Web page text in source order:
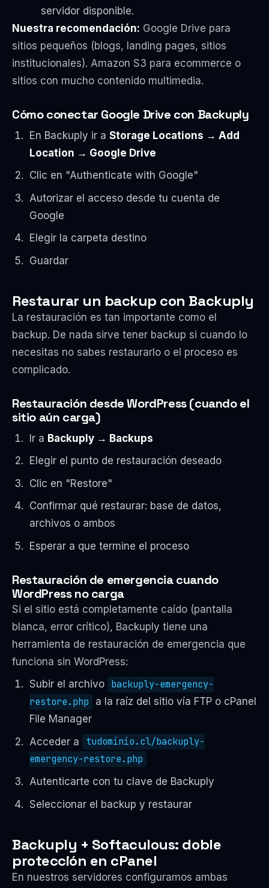
servidor disponible.
Nuestra recomendación: Google Drive para
sitios pequeños (blogs, landing pages, sitios
institucionales). Amazon S3 para ecommerce o
sitios con mucho contenido multimedia.
Cómo conectar Google Drive con Backuply
En Backuply ir a Storage Locations → Add
Location → Google Drive
Clic en "Authenticate with Google"
Autorizar el acceso desde tu cuenta de
Google
Elegir la carpeta destino
Guardar
Restaurar un backup con Backuply
La restauración es tan importante como el
backup. De nada sirve tener backup si cuando lo
necesitas no sabes restaurarlo o el proceso es
complicado.
Restauración desde WordPress (cuando el
sitio aún carga)
Ir a Backuply → Backups
Elegir el punto de restauración deseado
Clic en "Restore"
Confirmar qué restaurar: base de datos,
archivos o ambos
Esperar a que termine el proceso
Restauración de emergencia cuando
WordPress no carga
Si el sitio está completamente caído (pantalla
blanca, error crítico), Backuply tiene una
herramienta de restauración de emergencia que
funciona sin WordPress:
Subir el archivo backuply-emergency-
restore.php
a la raíz del sitio vía FTP o cPanel
File Manager
Acceder a
tudominio.cl/backuply-
emergency-restore.php
Autenticarte con tu clave de Backuply
Seleccionar el backup y restaurar
Backuply + Softaculous: doble
protección en cPanel
En nuestros servidores configuramos ambas